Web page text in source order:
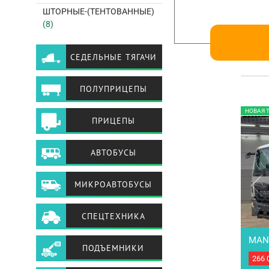
НОВАЯ
266
ШТОРНЫЕ-(ТЕНТОВАННЫЕ)
(8)
СЕДЕЛЬНЫЕ ТЯГАЧИ
ПОЛУПРИЦЕПЫ
ПРИЦЕПЫ
АВТОБУСЫ
МИКРОАВТОБУСЫ
СПЕЦТЕХНИКА
ПОДЪЕМНИКИ